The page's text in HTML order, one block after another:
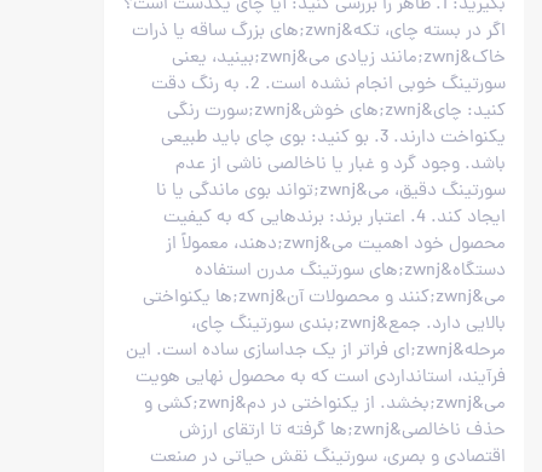
بگیرید: 1. ظاهر را بررسی کنید: آیا چای یکدست است؟
اگر در بسته چای، تکه&zwnj;های بزرگ ساقه یا ذرات
خاک&zwnj;مانند زیادی می&zwnj;بینید، یعنی
سورتینگ خوبی انجام نشده است. 2. به رنگ دقت
کنید: چای&zwnj;های خوش&zwnj;سورت رنگی
یکنواخت دارند. 3. بو کنید: بوی چای باید طبیعی
باشد. وجود گرد و غبار یا ناخالصی ناشی از عدم
سورتینگ دقیق، می&zwnj;تواند بوی ماندگی یا نا
ایجاد کند. 4. اعتبار برند: برندهایی که به کیفیت
محصول خود اهمیت می&zwnj;دهند، معمولاً از
دستگاه&zwnj;های سورتینگ مدرن استفاده
می&zwnj;کنند و محصولات آن&zwnj;ها یکنواختی
بالایی دارد. جمع&zwnj;بندی سورتینگ چای،
مرحله&zwnj;ای فراتر از یک جداسازی ساده است. این
فرآیند، استانداردی است که به محصول نهایی هویت
می&zwnj;بخشد. از یکنواختی در دم&zwnj;کشی و
حذف ناخالصی&zwnj;ها گرفته تا ارتقای ارزش
اقتصادی و بصری، سورتینگ نقش حیاتی در صنعت